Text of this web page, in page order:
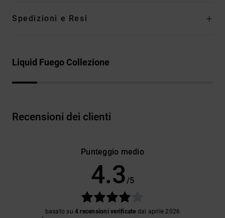
Spedizioni e Resi
Liquid Fuego Collezione
Recensioni dei clienti
Punteggio medio
4.3 /5
basato su4 recensioni verificate dal aprile 2026